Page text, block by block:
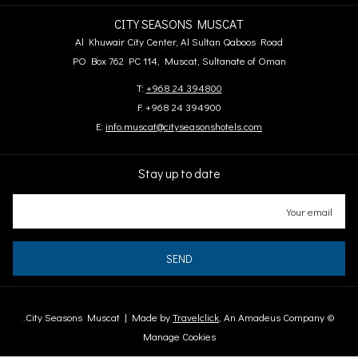
CITY SEASONS MUSCAT
Al Khuwair City Center, Al Sultan Qaboos Road
PO Box 762 PC 114, Muscat, Sultanate of Oman
T:+968 24 394800
F: +968 24 394900
E:info.muscat@cityseasonshotels.com
Stay up to date
SEND
©
City Seasons Muscat | Made byTravelclick , An Amadeus Company.
Manage Cookies